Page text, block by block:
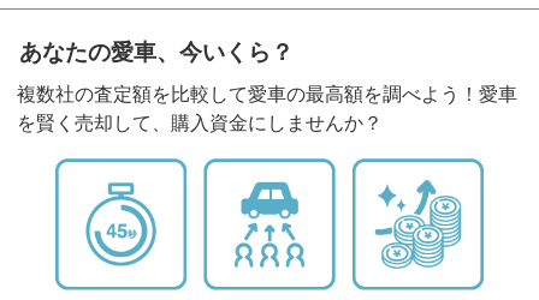
あなたの愛車、今いくら？
複数社の査定額を比較して愛車の最高額を調べよう！愛車
を賢く売却して、購入資金にしませんか？